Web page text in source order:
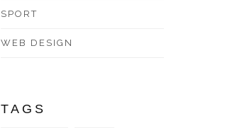
SPORT
WEB DESIGN
TAGS